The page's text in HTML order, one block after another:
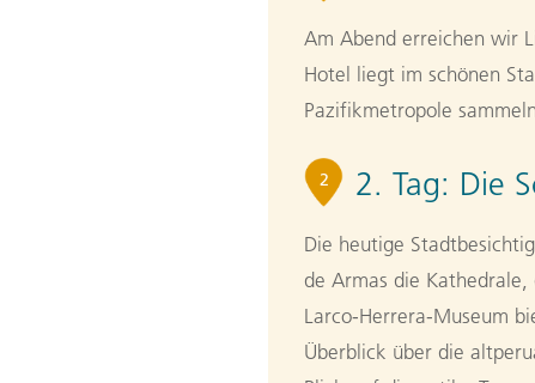
Am Abend erreichen wir
Hotel liegt im schönen
Pazifikmetropole
2 2. Tag: Die
Die heutige
de Armas die Kathedrale,
Larco-Herrera-Museum
Überblick über die